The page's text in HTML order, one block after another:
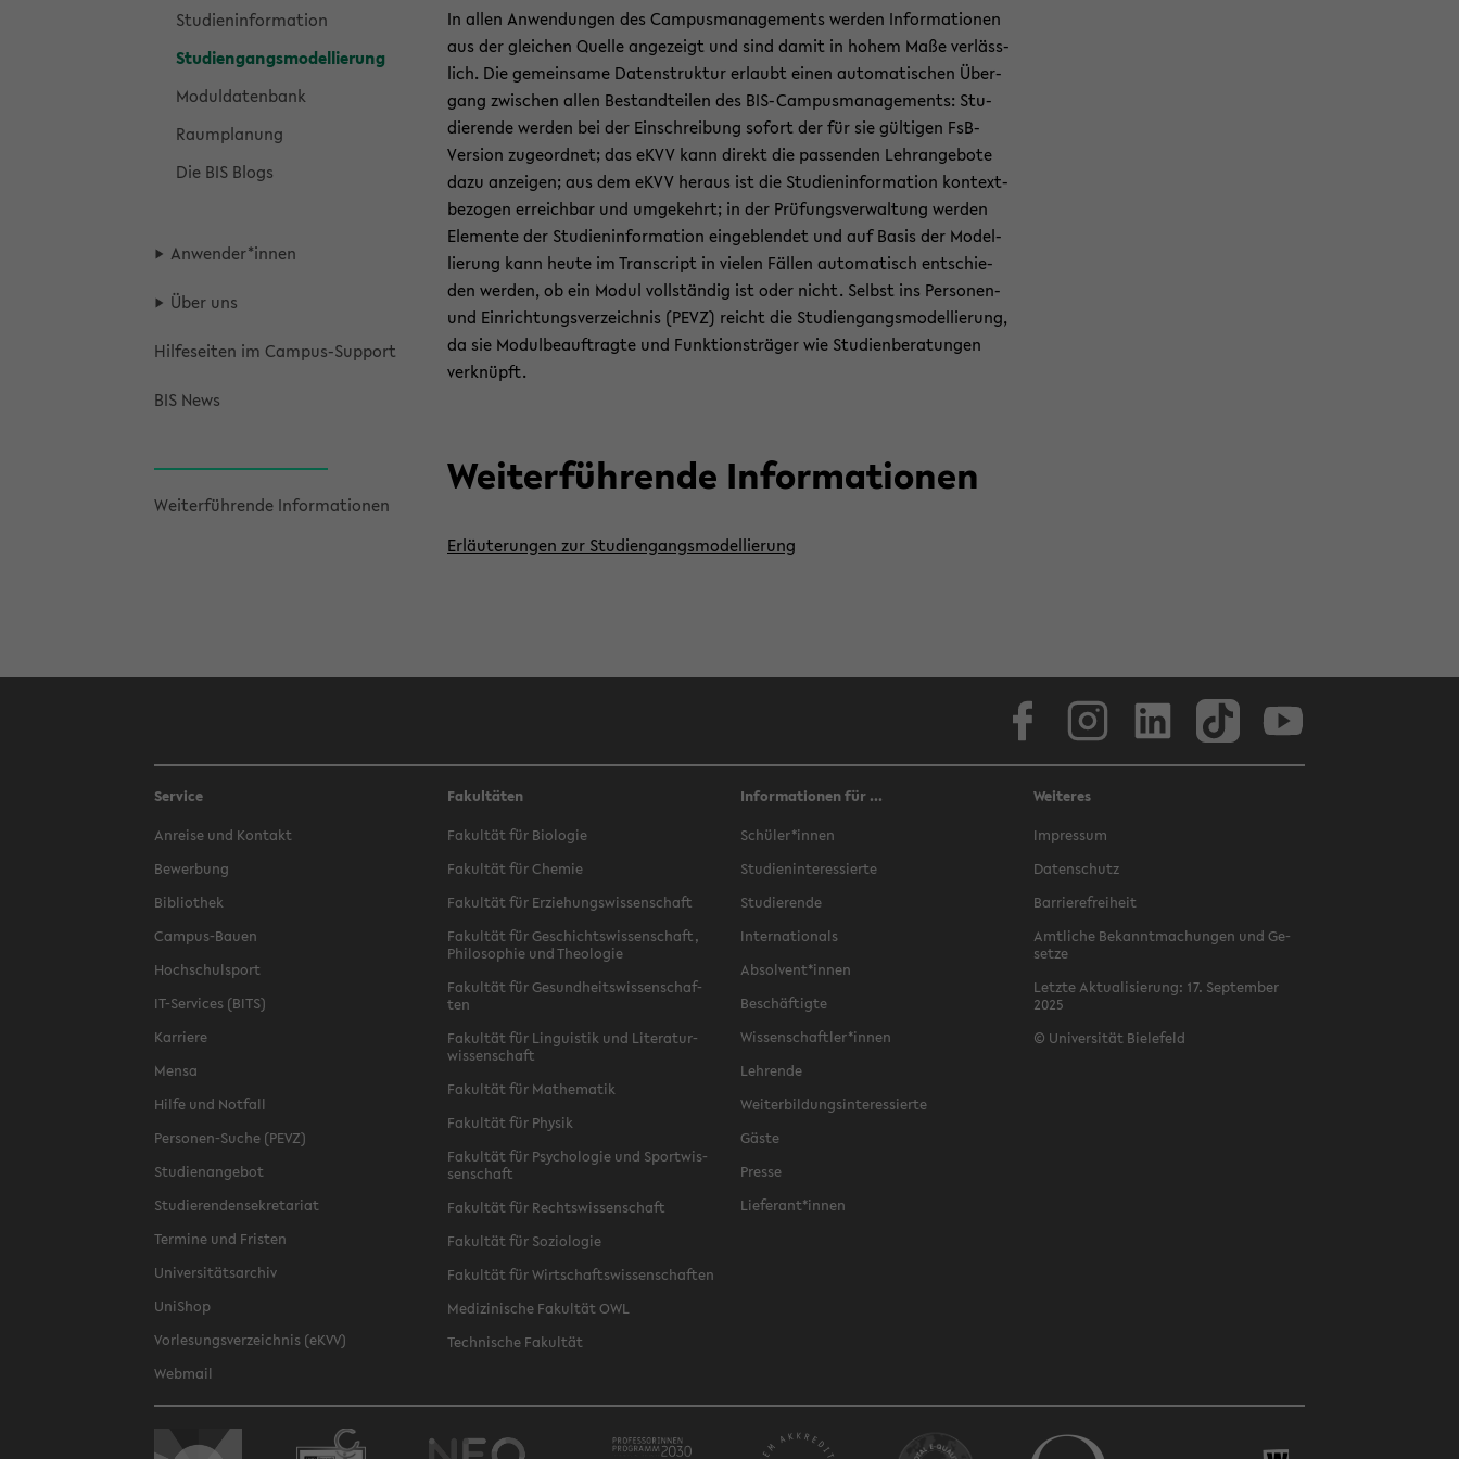
Stu­di­en­in­for­ma­ti­on
Stu­di­en­gangs­mo­del­lie­rung
Mo­dul­da­ten­bank
Raum­pla­nung
Die BIS Blogs
An­wen­der*innen
Über uns
Hil­fe­sei­ten im Campus-​Support
BIS News
Wei­ter­füh­ren­de In­for­ma­tio­nen
In allen An­wen­dun­gen des Cam­pus­ma­nage­ments wer­den In­for­ma­tio­nen
aus der glei­chen Quel­le an­ge­zeigt und sind damit in hohem Maße ver­läss­
lich. Die ge­mein­sa­me Da­ten­struk­tur er­laubt einen au­to­ma­ti­schen Über­
gang zwi­schen allen Be­stand­tei­len des BIS-​Campusmanagements: Stu­
die­ren­de wer­den bei der Ein­schrei­bung so­fort der für sie gül­ti­gen FsB-​
Version zu­ge­ord­net; das eKVV kann di­rekt die pas­sen­den Lehr­an­ge­bo­te
dazu an­zei­gen; aus dem eKVV her­aus ist die Stu­di­en­in­for­ma­ti­on kon­text­
be­zo­gen er­reich­bar und um­ge­kehrt; in der Prü­fungs­ver­wal­tung wer­den
Ele­men­te der Stu­di­en­in­for­ma­ti­on ein­ge­blen­det und auf Basis der Mo­del­
lie­rung kann heute im Tran­script in vie­len Fäl­len au­to­ma­tisch ent­schie­
den wer­den, ob ein Modul voll­stän­dig ist oder nicht. Selbst ins Personen-​
und Ein­rich­tungs­ver­zeich­nis (PEVZ) reicht die Stu­di­en­gangs­mo­del­lie­rung,
da sie Mo­dul­be­auf­trag­te und Funk­ti­ons­trä­ger wie Stu­di­en­be­ra­tun­gen
ver­knüpft.
Wei­ter­füh­ren­de In­for­ma­tio­nen
Er­läu­te­run­gen zur Stu­di­en­gangs­mo­del­lie­rung
Face­book
Service
An­rei­se und Kon­takt
Be­wer­bung
Bi­blio­thek
Campus-​Bauen
Hoch­schul­sport
IT-​Services (BITS)
Kar­rie­re
Mensa
Hilfe und Not­fall
Personen-​Suche (PEVZ)
Stu­di­en­an­ge­bot
Stu­die­ren­den­se­kre­ta­ri­at
Ter­mi­ne und Fris­ten
Uni­ver­si­täts­ar­chiv
Uni­Shop
Vor­le­sungs­ver­zeich­nis (eKVV)
Web­mail
Fakultäten
Fa­kul­tät für Bio­lo­gie
Fa­kul­tät für Che­mie
Fa­kul­tät für Er­zie­hungs­wis­sen­schaft
Fa­kul­tät für Ge­schichts­wis­sen­schaft,
Phi­lo­so­phie und Theo­lo­gie
Fa­kul­tät für Ge­sund­heits­wis­sen­schaf­
ten
Fa­kul­tät für Lin­gu­is­tik und Li­te­ra­tur­
wis­sen­schaft
Fa­kul­tät für Ma­the­ma­tik
Fa­kul­tät für Phy­sik
Fa­kul­tät für Psy­cho­lo­gie und Sport­wis­
sen­schaft
Fa­kul­tät für Rechts­wis­sen­schaft
Fa­kul­tät für So­zio­lo­gie
Fa­kul­tät für Wirt­schafts­wis­sen­schaf­ten
Me­di­zi­ni­sche Fa­kul­tät OWL
Tech­ni­sche Fa­kul­tät
Informationen für ...
Schü­ler*innen
Stu­di­en­in­ter­es­sier­te
Stu­die­ren­de
In­ter­na­tio­nals
Ab­sol­vent*innen
Be­schäf­tig­te
Wis­sen­schaft­ler*innen
Leh­ren­de
Wei­ter­bil­dungs­in­ter­es­sier­te
Gäste
Pres­se
Lie­fe­rant*innen
Weiteres
Im­pres­sum
Da­ten­schutz
Bar­rie­re­frei­heit
Amt­li­che Be­kannt­ma­chun­gen und Ge­
set­ze
Letz­te Ak­tua­li­sie­rung: 17. Sep­tem­ber
2025
© Uni­ver­si­tät Bie­le­feld